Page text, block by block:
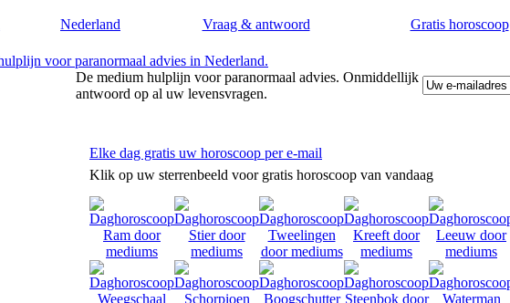
Nederland Vraag & antwoord Gratis horoscoop
De medium hulplijn voor paranormaal advies. Onmiddellijk
antwoord op al uw levensvragen.
Elke dag gratis uw horoscoop per e-mail
Klik op uw sterrenbeeld voor gratis horoscoop van vandaag